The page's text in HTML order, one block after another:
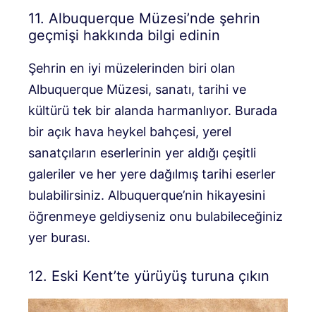
11. Albuquerque Müzesi’nde şehrin
geçmişi hakkında bilgi edinin
Şehrin en iyi müzelerinden biri olan
Albuquerque Müzesi, sanatı, tarihi ve
kültürü tek bir alanda harmanlıyor. Burada
bir açık hava heykel bahçesi, yerel
sanatçıların eserlerinin yer aldığı çeşitli
galeriler ve her yere dağılmış tarihi eserler
bulabilirsiniz. Albuquerque’nin hikayesini
öğrenmeye geldiyseniz onu bulabileceğiniz
yer burası.
12. Eski Kent’te yürüyüş turuna çıkın